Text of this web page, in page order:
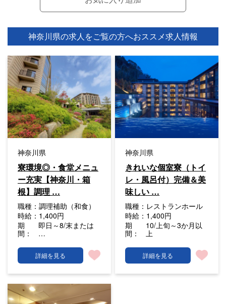
神奈川県の求人をご覧の方へおススメ求人情報
神奈川県
寮環境◎・食堂メニュ
ー充実【神奈川・箱
根】調理 …
職種： 調理補助（和食）
時給： 1,400円
期
間：
即日～8/末または
…
詳細を見る
神奈川県
きれいな個室寮（トイ
レ・風呂付）完備＆美
味しい …
職種： レストランホール
時給： 1,400円
期
間：
10/上旬～3か月以
上
詳細を見る